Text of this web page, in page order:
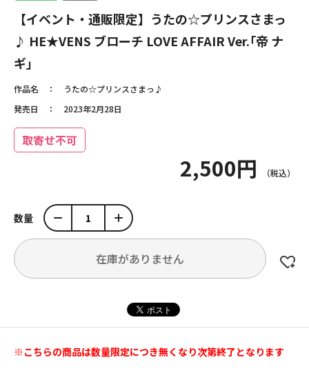
【イベント・通販限定】うたの☆プリンスさまっ
♪ HE★VENS ブローチ LOVE AFFAIR Ver.｢帝 ナ
ギ｣
作品名
うたの☆プリンスさまっ♪
発売日
2023年2月28日
取寄せ不可
2,500円
数量
在庫がありません
※こちらの商品は数量限定につき無くなり次第終了となります